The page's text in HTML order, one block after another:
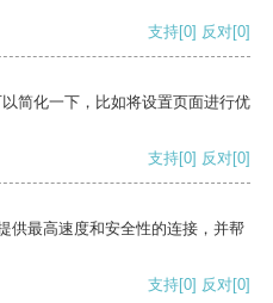
支持[0] 反对[0]
简化一下，比如将设置页面进行优
支持[0] 反对[0]
供最高速度和安全性的连接，并帮
支持[0] 反对[0]